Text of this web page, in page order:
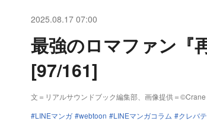
2025.08.17 07:00
最強のロマファン『
[97/161]
文＝リアルサウンドブック編集部、画像提供＝
LINEマンガ
webtoon LINEマンガコラム クレバ